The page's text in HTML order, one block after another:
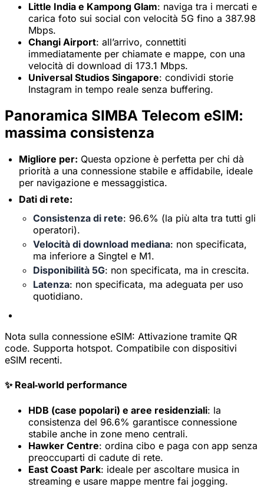
Little India e Kampong Glam: naviga tra i mercati e
carica foto sui social con velocità 5G fino a 387.98
Mbps.
Changi Airport: all’arrivo, connettiti
immediatamente per chiamate e mappe, con una
velocità di download di 173.1 Mbps.
Universal Studios Singapore: condividi storie
Instagram in tempo reale senza buffering.
Panoramica SIMBA Telecom eSIM:
massima consistenza
Migliore per: Questa opzione è perfetta per chi dà
priorità a una connessione stabile e affidabile, ideale
per navigazione e messaggistica.
Dati di rete:
Consistenza di rete: 96.6% (la più alta tra tutti gli
operatori).
Velocità di download mediana: non specificata,
ma inferiore a Singtel e M1.
Disponibilità 5G: non specificata, ma in crescita.
Latenza: non specificata, ma adeguata per uso
quotidiano.
Nota sulla connessione eSIM: Attivazione tramite QR
code. Supporta hotspot. Compatibile con dispositivi
eSIM recenti.
✨ Real‑world performance
HDB (case popolari) e aree residenziali: la
consistenza del 96.6% garantisce connessione
stabile anche in zone meno centrali.
Hawker Centre: ordina cibo e paga con app senza
preoccuparti di cadute di rete.
East Coast Park: ideale per ascoltare musica in
streaming e usare mappe mentre fai jogging.
×
Offerta a tempo limitato
Codice promozionale
web20